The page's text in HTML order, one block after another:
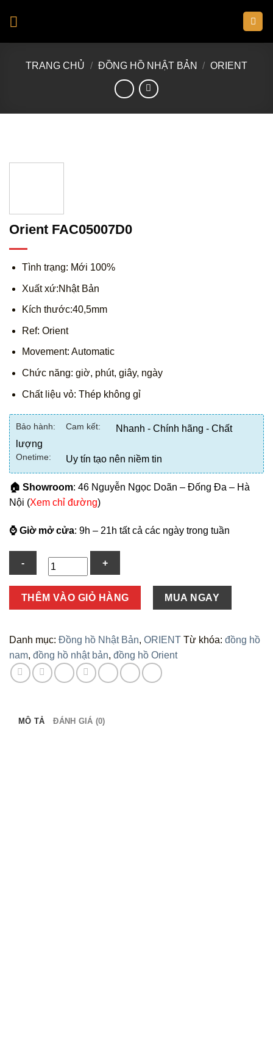
TRANG CHỦ / ĐỒNG HỒ NHẬT BẢN / ORIENT
Orient FAC05007D0
Tình trạng: Mới 100%
Xuất xứ:Nhật Bản
Kích thước:40,5mm
Ref: Orient
Movement: Automatic
Chức năng: giờ, phút, giây, ngày
Chất liệu vỏ: Thép không gỉ
Bảo hành: Cam kết:
Nhanh - Chính hãng - Chất
lượng
Onetime: Uy tín tạo nên niềm tin
🏠 Showroom: 46 Nguyễn Ngọc Doãn – Đống Đa – Hà
Nội (Xem chỉ đường)
⌚ Giờ mở cửa: 9h – 21h tất cả các ngày trong tuần
THÊM VÀO GIỎ HÀNG MUA NGAY
Danh mục: Đồng hồ Nhật Bản, ORIENT Từ khóa: đồng hồ
nam, đồng hồ nhật bản, đồng hồ Orient
MÔ TẢ ĐÁNH GIÁ (0)